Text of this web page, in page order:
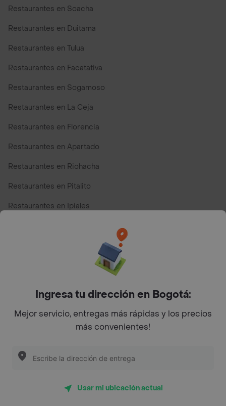
Restaurantes en Soacha
Restaurantes en Duitama
Restaurantes en Tulua
Restaurantes en Facatativa
Restaurantes en Sogamoso
Restaurantes en La Ceja
Restaurantes en Florencia
Restaurantes en Apartado
Restaurantes en Riohacha
Restaurantes en Pitalito
Restaurantes en Ipiales
Top Marcas y Cadenas de Restaurantes
Encuéntranos en estos países
App Store Google play
Restaurantes cerca de mi para pedir Comida a Domicilio -
Ingresa tu dirección en Bogotá:
Mejor servicio, entregas más rápidas y los precios
más convenientes!
Usar mi ubicación actual